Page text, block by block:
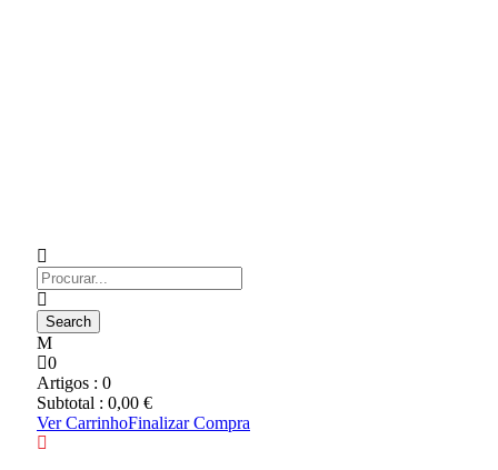
0
Artigos : 0
Subtotal : 0,00 €
Ver CarrinhoFinalizar Compra